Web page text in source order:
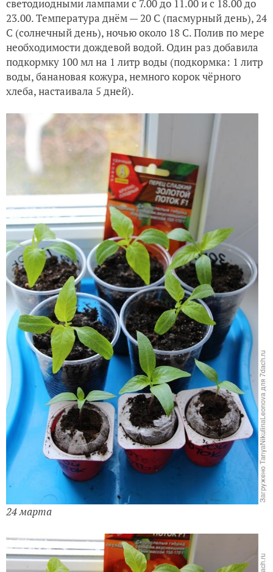
светодиодными лампами с 7.00 до 11.00 и с 18.00 до
23.00. Температура днём — 20 С (пасмурный день), 24
С (солнечный день), ночью около 18 С. Полив по мере
необходимости дождевой водой. Один раз добавила
подкормку 100 мл на 1 литр воды (подкормка: 1 литр
воды, банановая кожура, немного корок чёрного
хлеба, настаивала 5 дней).
24 марта